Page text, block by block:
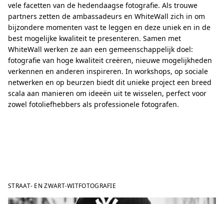
vele facetten van de hedendaagse fotografie. Als trouwe
partners zetten de ambassadeurs en WhiteWall zich in om
bijzondere momenten vast te leggen en deze uniek en in de
best mogelijke kwaliteit te presenteren. Samen met
WhiteWall werken ze aan een gemeenschappelijk doel:
fotografie van hoge kwaliteit creëren, nieuwe mogelijkheden
verkennen en anderen inspireren. In workshops, op sociale
netwerken en op beurzen biedt dit unieke project een breed
scala aan manieren om ideeën uit te wisselen, perfect voor
zowel fotoliefhebbers als professionele fotografen.
STRAAT- EN ZWART-WITFOTOGRAFIE